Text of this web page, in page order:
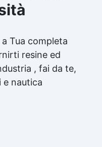
Tua completa
resine ed
, fai da te,
e nautica